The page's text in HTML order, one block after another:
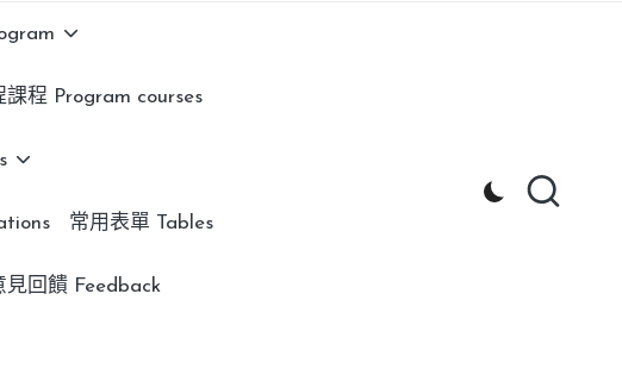
課程 Program courses
常用表單 Tables
見回饋 Feedback